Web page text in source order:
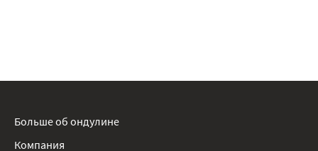
Больше об ондулине
Компания